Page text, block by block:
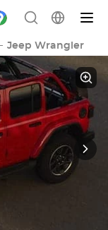
Jeep Wrangler